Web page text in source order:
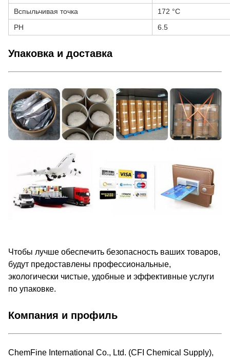
Вспыльчивая точка
172 °C
PH
6.5
Упаковка и доставка
Чтобы лучше обеспечить безопасность ваших товаров,
будут предоставлены профессиональные,
экологически чистые, удобные и эффективные услуги
по упаковке.
Компания и профиль
ChemFine International Co., Ltd. (CFI Chemical Supply),